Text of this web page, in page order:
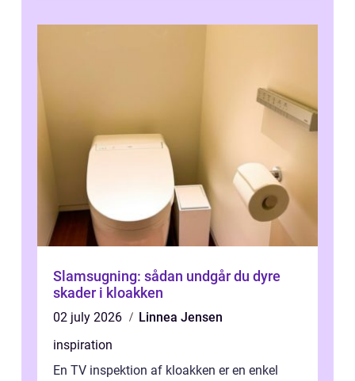
Slamsugning: sådan undgår du dyre
skader i kloakken
02 july 2026
Linnea Jensen
inspiration
En TV inspektion af kloakken er en enkel